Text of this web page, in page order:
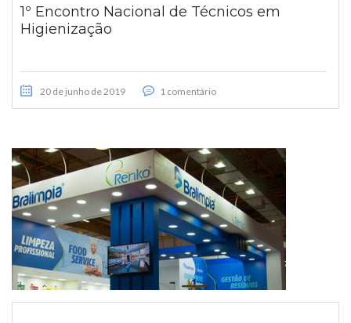
1º Encontro Nacional de Técnicos em
Higienização
20 de junho de 2019 1 comentário